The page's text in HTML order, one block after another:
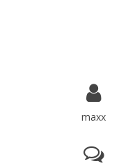
maxx